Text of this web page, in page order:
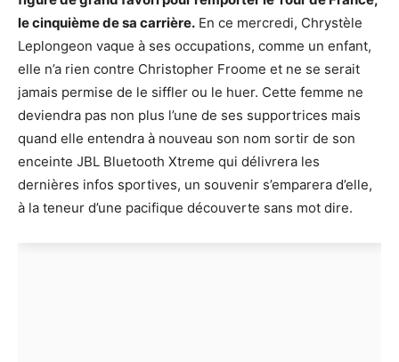
le cinquième de sa carrière. En ce mercredi, Chrystèle
Leplongeon vaque à ses occupations, comme un enfant,
elle n’a rien contre Christopher Froome et ne se serait
jamais permise de le siffler ou le huer. Cette femme ne
deviendra pas non plus l’une de ses supportrices mais
quand elle entendra à nouveau son nom sortir de son
enceinte JBL Bluetooth Xtreme qui délivrera les
dernières infos sportives, un souvenir s’emparera d’elle,
à la teneur d’une pacifique découverte sans mot dire.